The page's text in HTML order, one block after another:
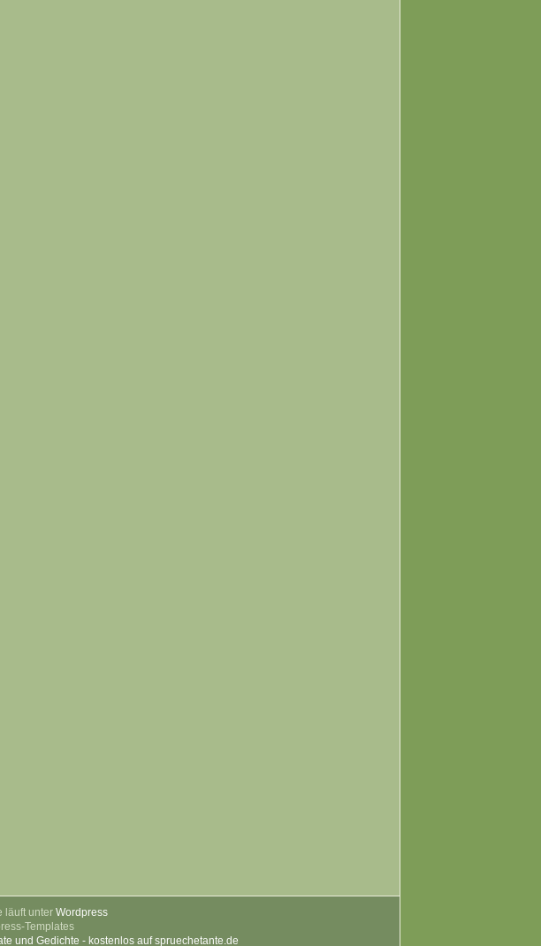
läuft unter Wordpress
Templates
und Gedichte - kostenlos auf spruechetante.de